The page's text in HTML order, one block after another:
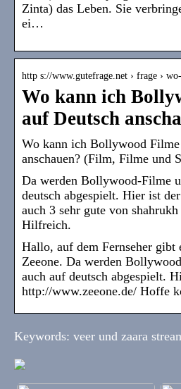
Zinta) das Leben. Sie
ei…
http s://www.gutefrage.net › frage ›
Wo kann ich
auf Deutsch
Wo kann ich Bollywood Filme
anschauen? (Film, Filme und
Da werden Bollywood-Filme
deutsch abgespielt. Hier ist
auch 3 sehr gute von
Hilfreich.
Hallo, auf dem Fernseher gibt
Zeeone. Da werden
auch auf deutsch abgespielt.
http://www.zeeone.de/ Hoffe
Keywords: veer und zaara